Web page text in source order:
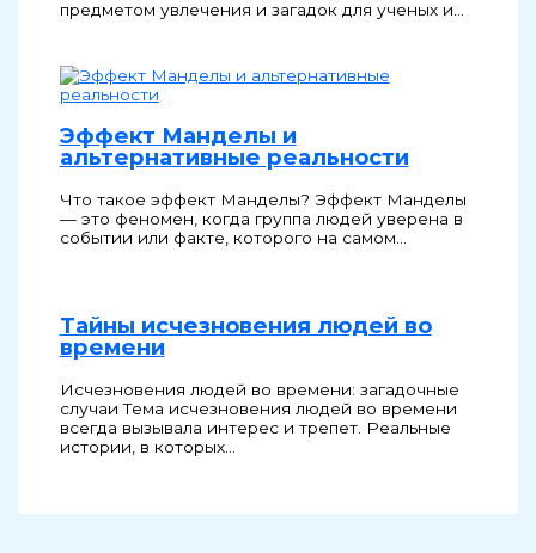
предметом увлечения и загадок для ученых и…
Эффект Манделы и
альтернативные реальности
Что такое эффект Манделы? Эффект Манделы
— это феномен, когда группа людей уверена в
событии или факте, которого на самом…
Тайны исчезновения людей во
времени
Исчезновения людей во времени: загадочные
случаи Тема исчезновения людей во времени
всегда вызывала интерес и трепет. Реальные
истории, в которых…